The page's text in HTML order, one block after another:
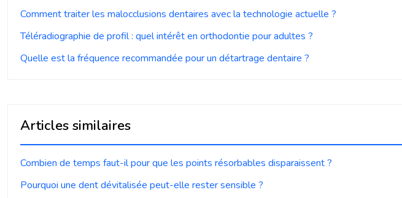
Comment traiter les malocclusions dentaires avec la technologie actuelle ?
Téléradiographie de profil : quel intérêt en orthodontie pour adultes ?
Quelle est la fréquence recommandée pour un détartrage dentaire ?
Articles similaires
Combien de temps faut-il pour que les points résorbables disparaissent ?
Pourquoi une dent dévitalisée peut-elle rester sensible ?